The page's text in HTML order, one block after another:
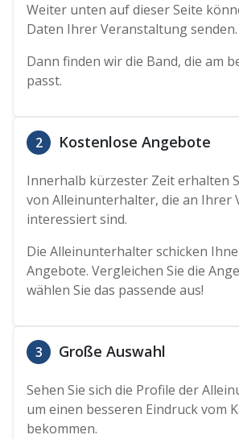
Weiter unten auf dieser Seite
Daten Ihrer Veranstaltung senden.
Dann finden wir die Band, die am
passt.
2 Kostenlose Angebote
Innerhalb kürzester Zeit erhalten
von Alleinunterhalter, die an Ihrer
interessiert sind.
Die Alleinunterhalter schicken
Angebote. Vergleichen Sie die
wählen Sie das passende aus!
3 Große Auswahl
Sehen Sie sich die Profile der
um einen besseren Eindruck vom
bekommen.